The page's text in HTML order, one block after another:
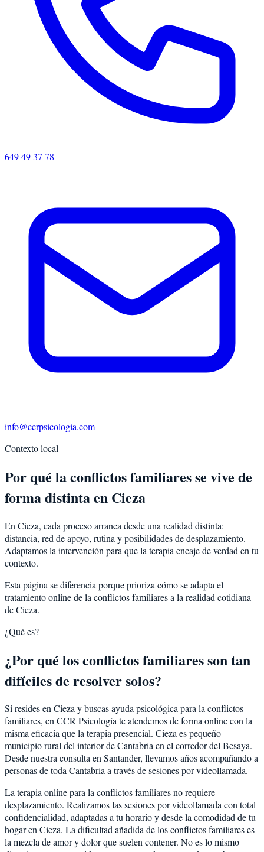
649 49 37 78
info@ccrpsicologia.com
Contexto local
Por qué la conflictos familiares se vive de
forma distinta en Cieza
En Cieza, cada proceso arranca desde una realidad distinta:
distancia, red de apoyo, rutina y posibilidades de desplazamiento.
Adaptamos la intervención para que la terapia encaje de verdad en tu
contexto.
Esta página se diferencia porque prioriza cómo se adapta el
tratamiento online de la conflictos familiares a la realidad cotidiana
de Cieza.
¿Qué es?
¿Por qué los conflictos familiares son tan
difíciles de resolver solos?
Si resides en Cieza y buscas ayuda psicológica para la conflictos
familiares, en CCR Psicología te atendemos de forma online con la
misma eficacia que la terapia presencial. Cieza es pequeño
municipio rural del interior de Cantabria en el corredor del Besaya.
Desde nuestra consulta en Santander, llevamos años acompañando a
personas de toda Cantabria a través de sesiones por videollamada.
La terapia online para la conflictos familiares no requiere
desplazamiento. Realizamos las sesiones por videollamada con total
confidencialidad, adaptadas a tu horario y desde la comodidad de tu
hogar en Cieza. La dificultad añadida de los conflictos familiares es
la mezcla de amor y dolor que suelen contener. No es lo mismo